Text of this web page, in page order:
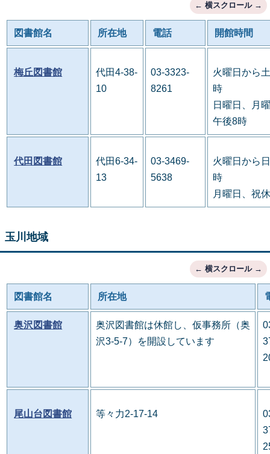
図書館名 所在地 電話 開館時間
梅丘図書館
代田4-38-
10
03-3323-
8261
火曜日から
時
日曜日、月
午後8時
代田図書館
代田6-34-
13
03-3469-
5638
火曜日から
時
月曜日、祝
玉川地域
図書館名 所在地
奥沢図書館
奥沢図書館は休館し、仮事務所（奥
沢3-5-7）を開設しています
尾山台図書館 等々力2-17-14